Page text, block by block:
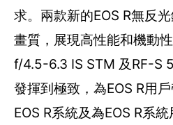
求。兩款新的EOS R無反
畫質，展現高性能和機動
f/4.5-6.3 IS STM 及RF-S
發揮到極致，為EOS R用
EOS R系統及為EOS R系